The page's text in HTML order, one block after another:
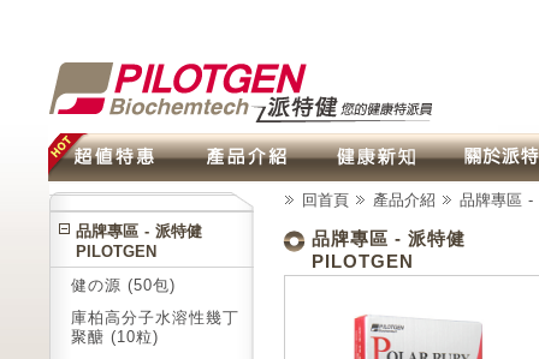
品牌專區 - 派特健
PILOTGEN
健の源 (50包)
庫柏高分子水溶性幾丁
聚醣 (10粒)
回首頁 產品介紹 品牌專區 -
品牌專區 - 派特健
PILOTGEN